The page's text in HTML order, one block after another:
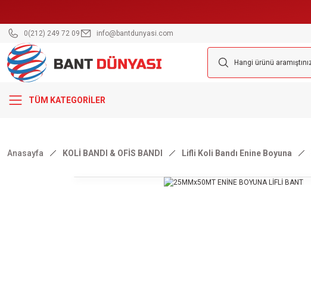
0(212) 249 72 09 info@bantdunyasi.com
TÜM KATEGORİLER
Anasayfa KOLİ BANDI & OFİS BANDI Lifli Koli Bandı Enine Boyuna